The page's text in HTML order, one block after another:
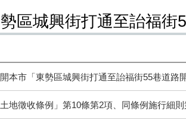
區城興街打通至詒福
本市「東勢區城興街打通至詒福街55巷道路
土地徵收條例」第10條第2項、同條例施行細則